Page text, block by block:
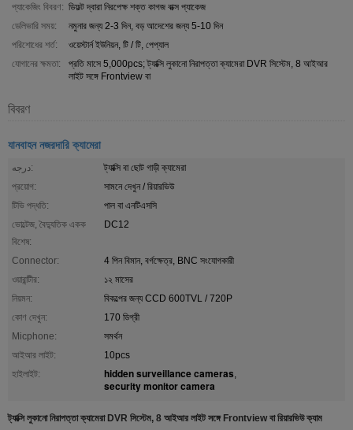
প্যাকেজিং বিবরণ: ডিফল্ট দ্বারা নিরপেক্ষ শক্ত কাগজ বাক্স প্যাকেজ
ডেলিভারি সময়:
নমুনার জন্য 2-3 দিন, বড় আদেশের জন্য 5-10 দিন
পরিশোধের শর্ত:
ওয়েস্টার্ন ইউনিয়ন, টি / টি, পেপ্যাল
যোগানের ক্ষমতা:
প্রতি মাসে 5,000pcs; ট্যাক্সি লুকানো নিরাপত্তা ক্যামেরা DVR সিস্টেম, 8 আইআর
লাইট সঙ্গে Frontview বা
বিবরণ
যানবাহন নজরদারি ক্যামেরা
درجه:
ট্যাক্সি বা ছোট গাড়ী ক্যামেরা
প্রয়োগ:
সামনে দেখুন / রিয়ারভিউ
টিভি পদ্ধতি:
পাল বা এনটিএসসি
ভোল্টেজ, বৈদ্যুতিক একক
বিশেষ:
DC12
Connector:
4 পিন বিমান, বর্গক্ষেত্র, BNC সংযোগকারী
ওয়ারান্টীর:
১২ মাসের
নিয়মন:
বিকল্পের জন্য CCD 600TVL / 720P
কোণ দেখুন:
170 ডিগ্রী
Micphone:
সমর্থন
আইআর লাইট:
10pcs
হাইলাইট:
hidden surveillance cameras,
security monitor camera
ট্যাক্সি লুকানো নিরাপত্তা ক্যামেরা DVR সিস্টেম, 8 আইআর লাইট সঙ্গে Frontview বা রিয়ারভিউ ক্যাম